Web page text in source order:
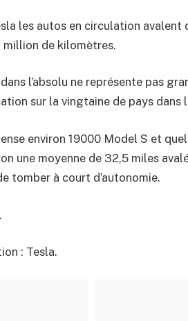
les autos en circulation
million de kilomètres.
l’absolu ne représente pas
sur la vingtaine de pays dans
environ 19000 Model S et
une moyenne de 32,5 miles
tomber à court d’autonomie.
: Tesla.